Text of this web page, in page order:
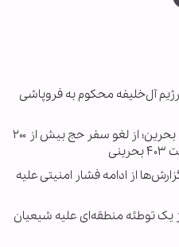
بحرین: رژیم آل‌خلیفه محکوم به فروپاشی
آخرین جزئیات سرکوب شیعیان بحرین؛ از لغو سفر حج بیش از ۲۰۰
از ادامه فشار امنیتی علیه
توطئه منطقه‌ای علیه شیعیان